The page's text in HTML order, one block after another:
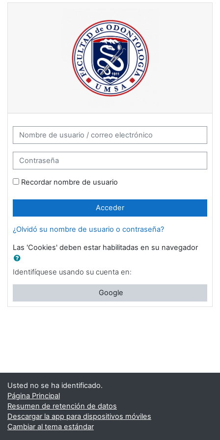
Salta al contenido principal
Nombre de usuario / correo electrónico
Contraseña
Recordar nombre de usuario
Acceder
¿Olvidó su nombre de usuario o contraseña?
Las 'Cookies' deben estar habilitadas en su navegador
Identifíquese usando su cuenta en:
Google
Usted no se ha identificado.
Página Principal
Resumen de retención de datos
Descargar la app para dispositivos móviles
Cambiar al tema estándar